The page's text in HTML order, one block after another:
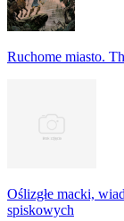
Ruchome miasto.
Oślizgłe macki,
spiskowych